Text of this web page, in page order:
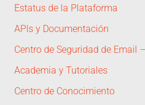
Estatus de la Plataforma
APIs y Documentación
Centro de Seguridad de Email
Academia y Tutoriales
Centro de Conocimiento